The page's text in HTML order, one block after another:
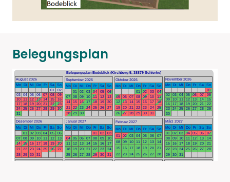
Belegungsplan